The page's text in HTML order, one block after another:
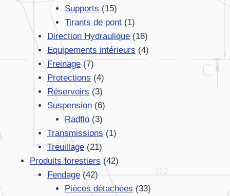
Supports 1515
produits
Tirants de pont 11
produit
Direction Hydraulique 1818
produits
Equipements intérieurs 44
Freinage 77
produits
Protections 44
produits
Réservoirs 33
produits
Suspension 66
produits
Radflo 33
produits
Transmissions 11
Treuillage 2121
produits
Produits forestiers 4242
Fendage 4242
produits
Pièces détachées 3333